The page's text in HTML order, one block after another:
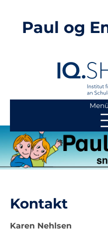
Paul og
Navigation
überspringen
Start
Kontakt
Karen Nehlsen